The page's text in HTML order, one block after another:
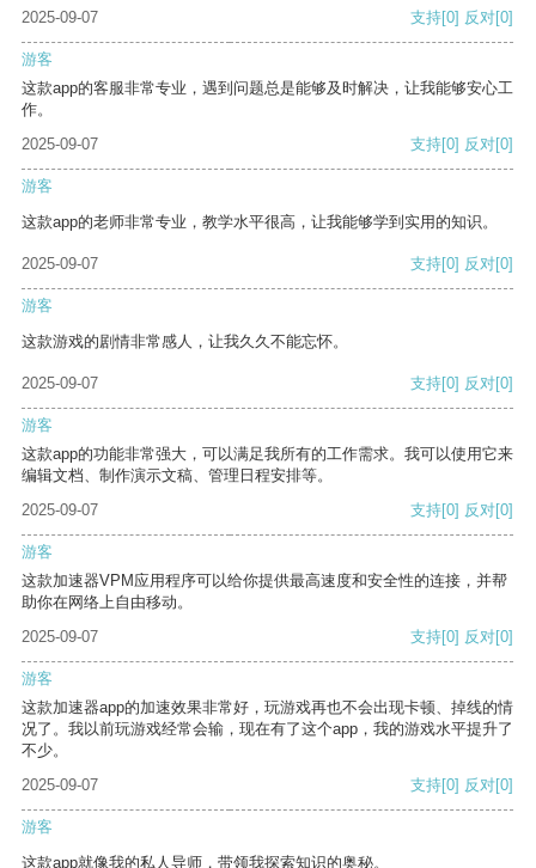
2025-09-07
支持[0] 反对[0]
游客
这款app的客服非常专业，遇到问题总是能够及时解决，让我能够安心工
作。
2025-09-07
支持[0] 反对[0]
游客
这款app的老师非常专业，教学水平很高，让我能够学到实用的知识。
2025-09-07 支持[0] 反对[0]
游客
这款游戏的剧情非常感人，让我久久不能忘怀。
2025-09-07 支持[0] 反对[0]
游客
这款app的功能非常强大，可以满足我所有的工作需求。我可以使用它来
编辑文档、制作演示文稿、管理日程安排等。
2025-09-07
支持[0] 反对[0]
游客
这款加速器VPM应用程序可以给你提供最高速度和安全性的连接，并帮
助你在网络上自由移动。
2025-09-07
支持[0] 反对[0]
游客
这款加速器app的加速效果非常好，玩游戏再也不会出现卡顿、掉线的情
况了。我以前玩游戏经常会输，现在有了这个app，我的游戏水平提升了
不少。
2025-09-07
支持[0] 反对[0]
游客
这款app就像我的私人导师，带领我探索知识的奥秘。